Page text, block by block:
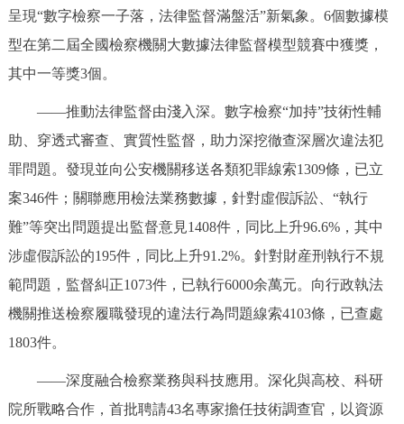
呈現“數字檢察一子落，法律監督滿盤活”新氣象。6個數據模
型在第二屆全國檢察機關大數據法律監督模型競賽中獲獎，
其中一等獎3個。
——推動法律監督由淺入深。數字檢察“加持”技術性輔
助、穿透式審查、實質性監督，助力深挖徹查深層次違法犯
罪問題。發現並向公安機關移送各類犯罪線索1309條，已立
案346件；關聯應用檢法業務數據，針對虛假訴訟、“執行
難”等突出問題提出監督意見1408件，同比上升96.6%，其中
涉虛假訴訟的195件，同比上升91.2%。針對財産刑執行不規
範問題，監督糾正1073件，已執行6000余萬元。向行政執法
機關推送檢察履職發現的違法行為問題線索4103條，已查處
1803件。
——深度融合檢察業務與科技應用。深化與高校、科研
院所戰略合作，首批聘請43名專家擔任技術調查官，以資源